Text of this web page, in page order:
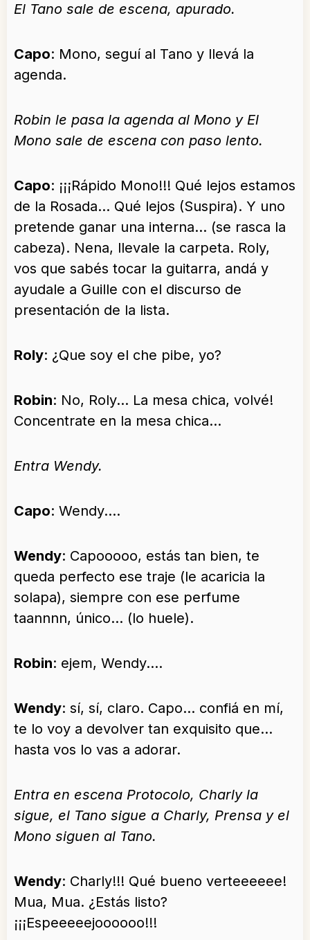
El Tano sale de escena, apurado.
Capo: Mono, seguí al Tano y llevá la
agenda.
Robin le pasa la agenda al Mono y El
Mono sale de escena con paso lento.
Capo: ¡¡¡Rápido Mono!!! Qué lejos estamos
de la Rosada… Qué lejos (Suspira). Y uno
pretende ganar una interna… (se rasca la
cabeza). Nena, llevale la carpeta. Roly,
vos que sabés tocar la guitarra, andá y
ayudale a Guille con el discurso de
presentación de la lista.
Roly: ¿Que soy el che pibe, yo?
Robin: No, Roly… La mesa chica, volvé!
Concentrate en la mesa chica…
Entra Wendy.
Capo: Wendy….
Wendy: Capooooo, estás tan bien, te
queda perfecto ese traje (le acaricia la
solapa), siempre con ese perfume
taannnn, único… (lo huele).
Robin: ejem, Wendy….
Wendy: sí, sí, claro. Capo… confiá en mí,
te lo voy a devolver tan exquisito que…
hasta vos lo vas a adorar.
Entra en escena Protocolo, Charly la
sigue, el Tano sigue a Charly, Prensa y el
Mono siguen al Tano.
Wendy: Charly!!! Qué bueno verteeeeee!
Mua, Mua. ¿Estás listo?
¡¡¡Espeeeeejoooooo!!!